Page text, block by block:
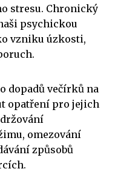
stresu. Chronický
psychickou
vzniku úzkosti,
dopadů večírků na
opatření pro jejich
omezování
způsobů